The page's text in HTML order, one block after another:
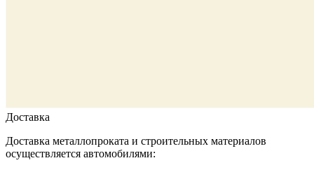
Доставка
Доставка металлопроката и строительных материалов
осуществляется автомобилями: